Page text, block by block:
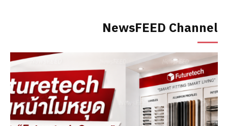
NewsFEED Channel